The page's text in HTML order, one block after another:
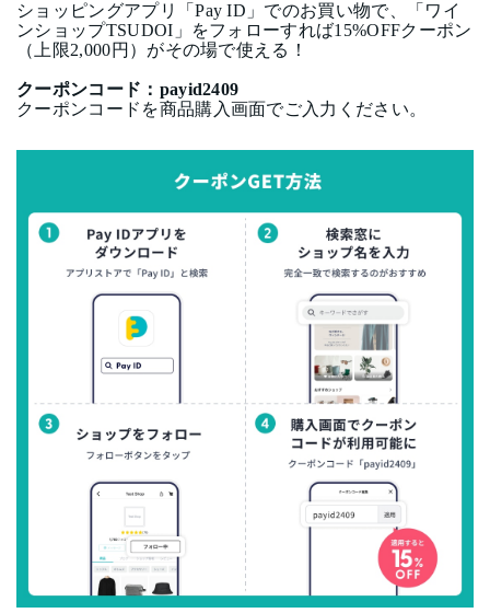
ショッピングアプリ「Pay ID 」でのお買い物で、「ワイ
ンショップTSUDOI 」をフォローすれば15%OFFクーポン
（上限2,000円）がその場で使える！
クーポンコード： payid2409
クーポンコードを商品購入画面でご入力ください。